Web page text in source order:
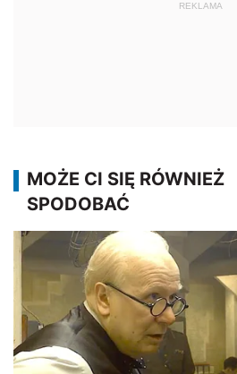
REKLAMA